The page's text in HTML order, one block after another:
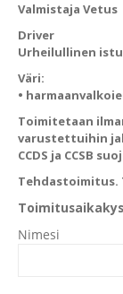
Valmistaja Vetus
Driver
Urheilullinen
Väri:
•
Toimitetaan
varustettuihin
CCDS ja CCSB
Tehdastoimitus.
Nimesi